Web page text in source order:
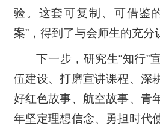
验。这套可复制、可借鉴
案”，得到了与会师生的充分
下一步，研究生“知行”
伍建设、打磨宣讲课程、深
好红色故事、航空故事、青
年坚定理想信念、勇担时代